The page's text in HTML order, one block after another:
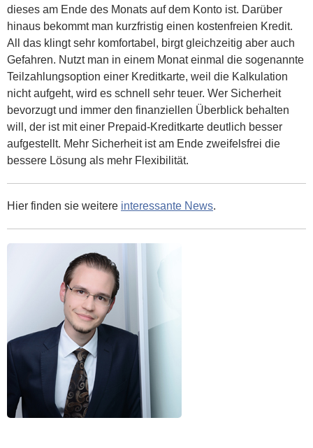
dieses am Ende des Monats auf dem Konto ist. Darüber
hinaus bekommt man kurzfristig einen kostenfreien Kredit.
All das klingt sehr komfortabel, birgt gleichzeitig aber auch
Gefahren. Nutzt man in einem Monat einmal die sogenannte
Teilzahlungsoption einer Kreditkarte, weil die Kalkulation
nicht aufgeht, wird es schnell sehr teuer. Wer Sicherheit
bevorzugt und immer den finanziellen Überblick behalten
will, der ist mit einer Prepaid-Kreditkarte deutlich besser
aufgestellt. Mehr Sicherheit ist am Ende zweifelsfrei die
bessere Lösung als mehr Flexibilität.
Hier finden sie weitere interessante News.